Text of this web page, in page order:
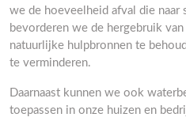
we de hoeveelheid afval die naar
bevorderen we de hergebruik
natuurlijke hulpbronnen te
te verminderen.
Daarnaast kunnen we ook
toepassen in onze huizen en